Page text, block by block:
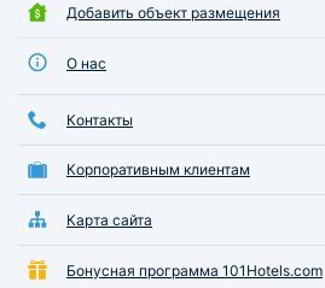
Добавить объект размещения
О нас
Контакты
Корпоративным клиентам
Карта сайта
Бонусная программа 101Hotels.com